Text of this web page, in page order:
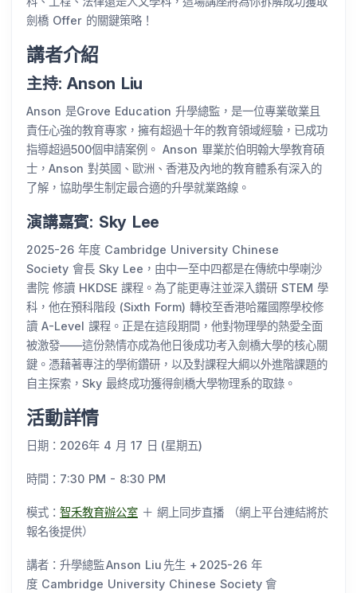
劍橋 Offer 的關鍵策略！
講者介紹
主持: Anson Liu
Anson 是Grove Education 升學總監，是一位專業敬業且
責任心強的教育專家，擁有超過十年的教育領域經驗，已成功
指導超過500個申請案例。 Anson 畢業於伯明翰大學教育碩
士，Anson 對英國、歐洲、香港及內地的教育體系有深入的
了解，協助學生制定最合適的升學就業路線。
演講嘉賓: Sky Lee
2025-26 年度 Cambridge University Chinese
Society 會長 Sky Lee，由中一至中四都是在傳統中學喇沙
書院 修讀 HKDSE 課程。為了能更專注並深入鑽研 STEM 學
科，他在預科階段 (Sixth Form) 轉校至香港哈羅國際學校修
讀 A-Level 課程。正是在這段期間，他對物理學的熱愛全面
被激發——這份熱情亦成為他日後成功考入劍橋大學的核心關
鍵。憑藉著專注的學術鑽研，以及對課程大綱以外進階課題的
自主探索，Sky 最終成功獲得劍橋大學物理系的取錄。
活動詳情
日期：2026年 4 月 17 日 (星期五)
時間：7:30 PM - 8:30 PM
模式： 智禾教育辦公室 ＋ 網上同步直播 （網上平台連結將於
報名後提供）
講者：升學總監 Anson Liu 先生 + 2025-26 年
度 Cambridge University Chinese Society 會